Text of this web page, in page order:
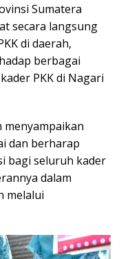
Sumatera
secara langsung
di daerah,
berbagai
PKK di Nagari
menyampaikan
dan berharap
bagi seluruh kader
dalam
melalui